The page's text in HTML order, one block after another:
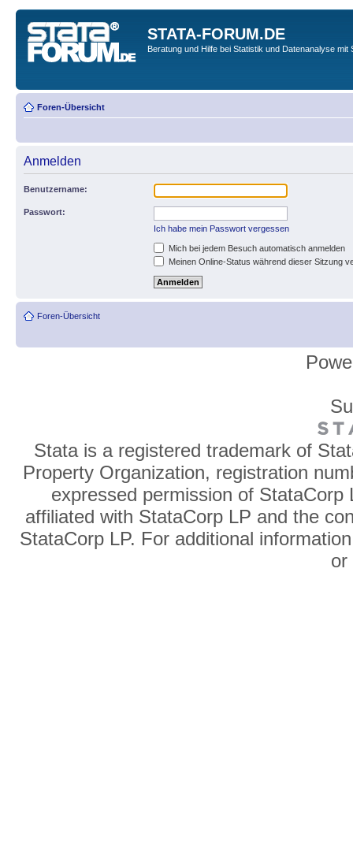
STATA-FORUM.DE
Beratung und Hilfe bei Statistik und Datenanalyse mit
Foren-Übersicht
Anmelden
Benutzername:
Passwort:
Ich habe mein Passwort vergessen
Mich bei jedem Besuch automatisch anmelden
Meinen Online-Status während dieser Sitzung
Foren-Übersicht
Stata is a registered trademark of
Property Organization, registration
expressed permission of
affiliated with StataCorp LP and the
StataCorp LP. For additional
or